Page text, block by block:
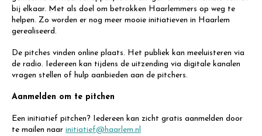
bij elkaar. Met als doel om betrokken Haarlemmers op weg te
helpen. Zo worden er nog meer mooie initiatieven in Haarlem
gerealiseerd.
De pitches vinden online plaats. Het publiek kan meeluisteren via
de radio. Iedereen kan tijdens de uitzending via digitale kanalen
vragen stellen of hulp aanbieden aan de pitchers.
Aanmelden om te pitchen
Een initiatief pitchen? Iedereen kan zicht gratis aanmelden door
te mailen naar initiatief@haarlem.nl